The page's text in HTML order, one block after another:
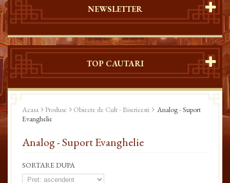
NEWSLETTER
TOP CAUTARI
Acasa Produse Obiecte de Cult - Bisericesti
Analog - Suport
Evanghelie
Analog - Suport Evanghelie
SORTARE DUPA